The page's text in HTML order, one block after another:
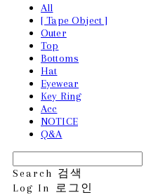
All
[ Tape Object ]
Outer
Top
Bottoms
Hat
Eyewear
Key Ring
Acc
NOTICE
Q&A
Search 검색
Log In
로그인